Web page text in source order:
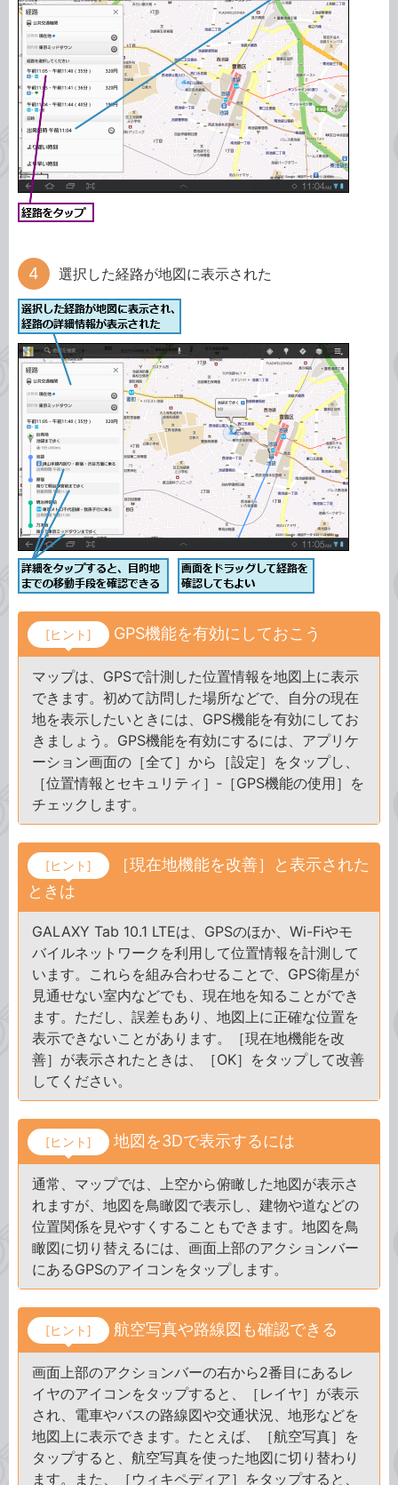
選択した経路が地図に表示された
[ヒント] GPS機能を有効にしておこう
マップは、GPSで計測した位置情報を地図上に表示
できます。初めて訪問した場所などで、自分の現在
地を表示したいときには、GPS機能を有効にしてお
きましょう。GPS機能を有効にするには、アプリケ
ーション画面の［全て］から［設定］をタップし、
［位置情報とセキュリティ］‐［GPS機能の使用］を
チェックします。
[ヒント]
［現在地機能を改善］と表示された
ときは
GALAXY Tab 10.1 LTEは、GPSのほか、Wi-Fiやモ
バイルネットワークを利用して位置情報を計測して
います。これらを組み合わせることで、GPS衛星が
見通せない室内などでも、現在地を知ることができ
ます。ただし、誤差もあり、地図上に正確な位置を
表示できないことがあります。［現在地機能を改
善］が表示されたときは、［OK］をタップして改善
してください。
[ヒント] 地図を3Dで表示するには
通常、マップでは、上空から俯瞰した地図が表示さ
れますが、地図を鳥瞰図で表示し、建物や道などの
位置関係を見やすくすることもできます。地図を鳥
瞰図に切り替えるには、画面上部のアクションバー
にあるGPSのアイコンをタップします。
[ヒント] 航空写真や路線図も確認できる
画面上部のアクションバーの右から2番目にあるレ
イヤのアイコンをタップすると、［レイヤ］が表示
され、電車やバスの路線図や交通状況、地形などを
地図上に表示できます。たとえば、［航空写真］を
タップすると、航空写真を使った地図に切り替わり
ます。また、［ウィキペディア］をタップすると、